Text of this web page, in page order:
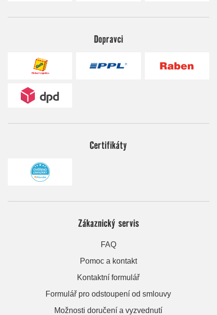
Dopravci
Certifikáty
Zákaznický servis
FAQ
Pomoc a kontakt
Kontaktní formulář
Formulář pro odstoupení od smlouvy
Možnosti doručení a vyzvednutí